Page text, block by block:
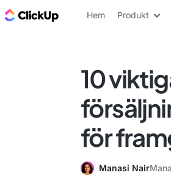
ClickUp-bloggen
Hem Produkt
10
för
Manasi Nair